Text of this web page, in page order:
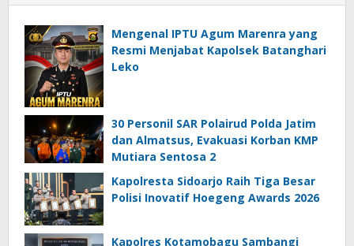
Mengenal IPTU Agum Marenra yang
Resmi Menjabat Kapolsek Batanghari
Leko
30 Personil SAR Polairud Polda Jatim
dan Almatsus, Evakuasi Korban KMP
Mutiara Sentosa 2
Kapolresta Sidoarjo Raih Tiga Besar
Polisi Inovatif Hoegeng Awards 2026
Kapolres Kotamobagu Sambangi